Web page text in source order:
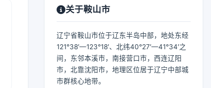
关于鞍山市
辽宁省鞍山市位于辽东半岛中部，地处东经
121°38′—123°18′、北纬40°27′—41°34′之
间，东邻本溪市，南接营口市，西连辽阳
市，北靠沈阳市，地理区位居于辽宁中部城
市群核心地带。